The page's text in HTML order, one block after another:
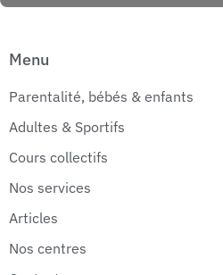
Menu
Parentalité, bébés & enfants
Adultes & Sportifs
Cours collectifs
Nos services
Articles
Nos centres